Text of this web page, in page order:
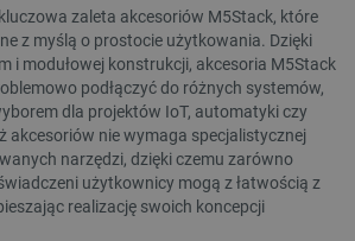
zaleta akcesoriów M5Stack, które
z myślą o prostocie użytkowania. Dzięki
i modułowej konstrukcji, akcesoria M5Stack
podłączyć do różnych systemów,
dla projektów IoT, automatyki czy
akcesoriów nie wymaga specjalistycznej
narzędzi, dzięki czemu zarówno
użytkownicy mogą z łatwością z
realizację swoich koncepcji
Cloudflare Inc.
.inpost.pl